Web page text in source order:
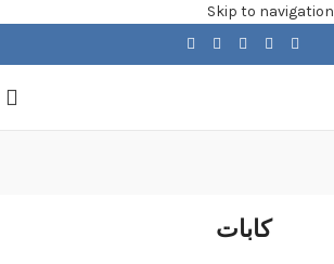
Skip to navigation
كابات